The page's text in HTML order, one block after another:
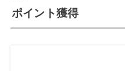
ポイント獲得